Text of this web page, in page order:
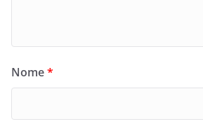
Nome*